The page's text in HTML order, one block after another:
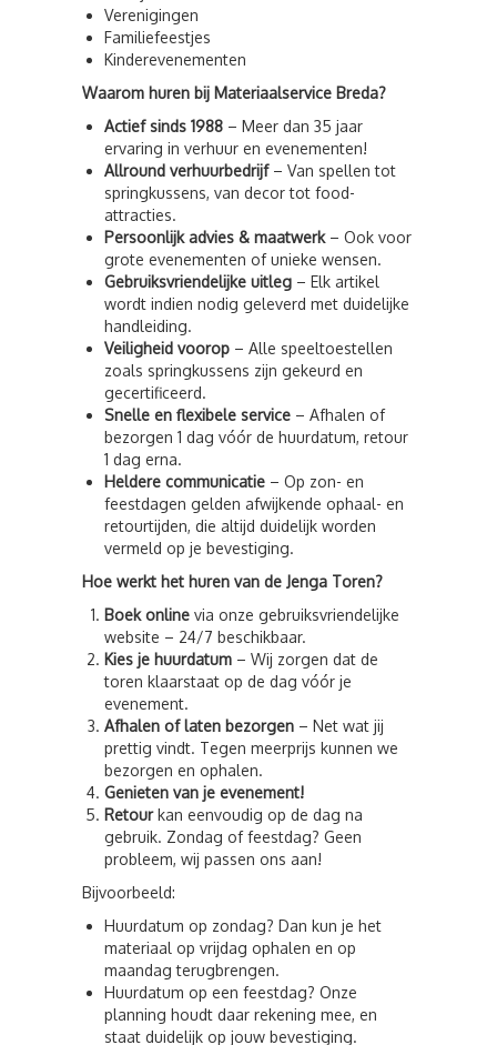
Verenigingen
Familiefeestjes
Kinderevenementen
Waarom huren bij Materiaalservice Breda?
Actief sinds 1988 – Meer dan 35 jaar
ervaring in verhuur en evenementen!
Allround verhuurbedrijf– Van spellen tot
springkussens, van decor tot food-
attracties.
Persoonlijk advies & maatwerk– Ook voor
grote evenementen of unieke wensen.
Gebruiksvriendelijke uitleg – Elk artikel
wordt indien nodig geleverd met duidelijke
handleiding.
Veiligheid voorop – Alle speeltoestellen
zoals springkussens zijn gekeurd en
gecertificeerd.
Snelle en flexibele service – Afhalen of
bezorgen 1 dag vóór de huurdatum, retour
1 dag erna.
Heldere communicatie – Op zon- en
feestdagen gelden afwijkende ophaal- en
retourtijden, die altijd duidelijk worden
vermeld op je bevestiging.
Hoe werkt het huren van de Jenga Toren?
Boek online via onze gebruiksvriendelijke
website – 24/7 beschikbaar.
Kies je huurdatum – Wij zorgen dat de
toren klaarstaat op de dag vóór je
evenement.
Afhalen of laten bezorgen – Net wat jij
prettig vindt. Tegen meerprijs kunnen we
bezorgen en ophalen.
Genieten van je evenement!
Retourkan eenvoudig op de dag na
gebruik. Zondag of feestdag? Geen
probleem, wij passen ons aan!
Bijvoorbeeld:
Huurdatum op zondag? Dan kun je het
materiaal op vrijdag ophalen en op
maandag terugbrengen.
Huurdatum op een feestdag? Onze
planning houdt daar rekening mee, en
staat duidelijk op jouw bevestiging.